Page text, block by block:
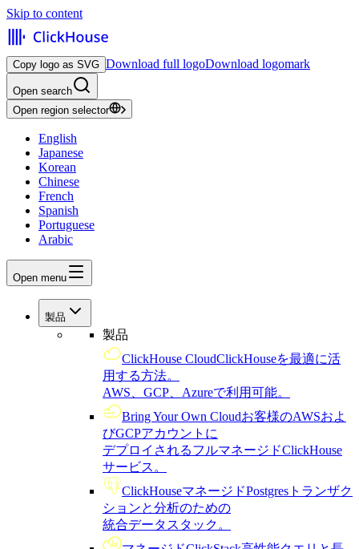
Skip to content
Copy logo as SVG Download full logoDownload logomark
Open search
Open region selector
English
Japanese
Korean
Chinese
French
Spanish
Portuguese
Arabic
Open menu
製品
製品
ClickHouse CloudClickHouseを最適に活
用する方法。
AWS、GCP、Azureで利用可能。
Bring Your Own Cloudお客様のAWSおよ
びGCPアカウントに
デプロイされるフルマネージドClickHouse
サービス。
ClickHouseマネージドPostgres トランザク
ションと分析のための
統合データスタック。